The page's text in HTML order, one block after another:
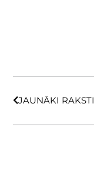
JAUNĀKI RAKSTI